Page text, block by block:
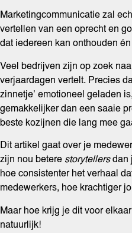
Marketingcommunicatie zal
vertellen van een oprecht en
dat iedereen kan onthouden
Veel bedrijven zijn op zoek
verjaardagen vertelt. Precies
zinnetje’ emotioneel geladen
gemakkelijker dan een saaie
beste kozijnen die lang mee
Dit artikel gaat over je
zijn nou betere storytellersdan
hoe consistenter het verhaal
medewerkers, hoe krachtiger
Maar hoe krijg je dit voor
natuurlijk!